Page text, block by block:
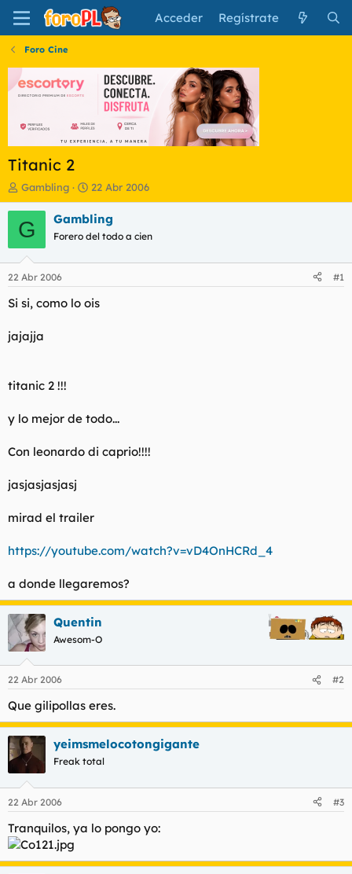
Acceder Regístrate
Foro Cine
Titanic 2
I
n
i
c
a
d
o
r
l
m
Gambling
F
e
c
a
i
n
22 Abr 2006
G Gambling
Forero del todo a cien
22 Abr 2006 #1
Si si, como lo ois
jajajja
titanic 2 !!!
y lo mejor de todo...
Con leonardo di caprio!!!!
jasjasjasjasj
mirad el trailer
https://youtube.com/watch?v=vD4OnHCRd_4
a donde llegaremos?
Quentin
Awesom-O
22 Abr 2006 #2
Que gilipollas eres.
yeimsmelocotongigante
Freak total
22 Abr 2006 #3
Tranquilos, ya lo pongo yo: